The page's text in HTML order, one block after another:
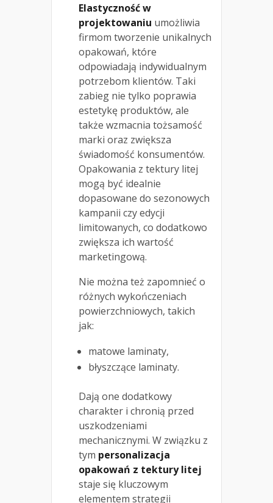
Elastyczność w
projektowaniu umożliwia
firmom tworzenie unikalnych
opakowań, które
odpowiadają indywidualnym
potrzebom klientów. Taki
zabieg nie tylko poprawia
estetykę produktów, ale
także wzmacnia tożsamość
marki oraz zwiększa
świadomość konsumentów.
Opakowania z tektury litej
mogą być idealnie
dopasowane do sezonowych
kampanii czy edycji
limitowanych, co dodatkowo
zwiększa ich wartość
marketingową.
Nie można też zapomnieć o
różnych wykończeniach
powierzchniowych, takich
jak:
matowe laminaty,
błyszczące laminaty.
Dają one dodatkowy
charakter i chronią przed
uszkodzeniami
mechanicznymi. W związku z
tym personalizacja
opakowań z tektury litej
staje się kluczowym
elementem strategii